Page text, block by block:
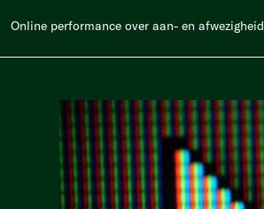
Online performance over aan- en afwezigheid